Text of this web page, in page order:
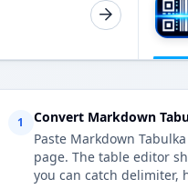
1
Convert Markdown
Paste Markdown
page. The table editor
you can catch delimiter,